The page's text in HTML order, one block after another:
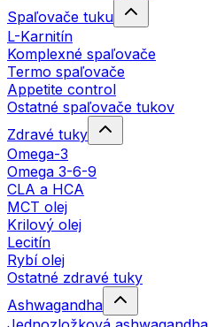
Spaľovače tuku
L-Karnitín
Komplexné spaľovače
Termo spaľovače
Appetite control
Ostatné spaľovače tukov
Zdravé tuky
Omega-3
Omega 3-6-9
CLA a HCA
MCT olej
Krilový olej
Lecitín
Rybí olej
Ostatné zdravé tuky
Ashwagandha